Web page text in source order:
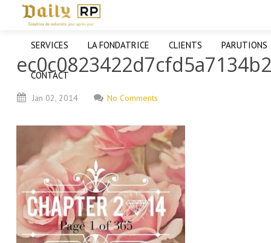
SERVICES LA FONDATRICE CLIENTS PARUTIONS
CONTACT
Jan 02, 2014 No Comments